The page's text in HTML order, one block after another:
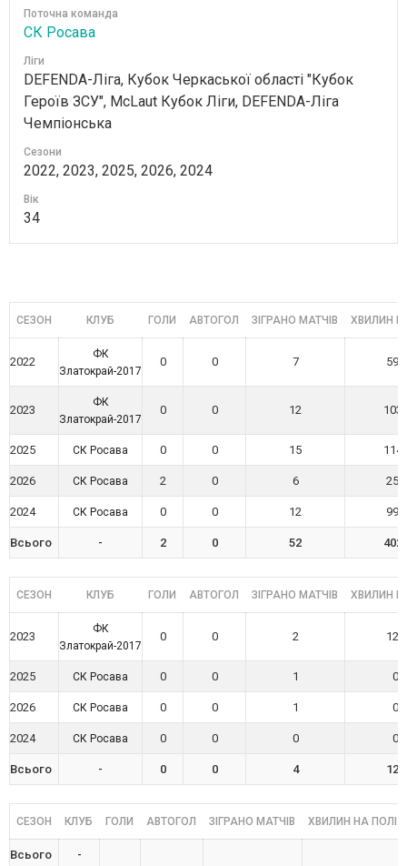
Поточна команда
СК Росава
Ліги
DEFENDA-Ліга, Кубок Черкаської області "Кубок
Героїв ЗСУ", McLaut Кубок Ліги, DEFENDA-Ліга
Чемпіонська
Сезони
2022, 2023, 2025, 2026, 2024
Вік
34
СЕЗОН КЛУБ ГОЛИ АВТОГОЛ ЗІГРАНО МАТЧІВ ХВИЛИН
2022
ФК
Златокрай-2017
0 0 7 595
2023
ФК
Златокрай-2017
0 0 12
2025 СК Росава 0 0 15
2026 СК Росава 2 0 6 258
2024 СК Росава 0 0 12 990
Всього - 2 0 52
СЕЗОН КЛУБ ГОЛИ АВТОГОЛ ЗІГРАНО МАТЧІВ ХВИЛИН
2023
ФК
Златокрай-2017
0 0 2 128
2025 СК Росава 0 0 1 0
2026 СК Росава 0 0 1 0
2024 СК Росава 0 0 0 0
Всього - 0 0 4 128
СЕЗОН КЛУБ ГОЛИ АВТОГОЛ ЗІГРАНО МАТЧІВ ХВИЛИН НА ПОЛІ
Всього -